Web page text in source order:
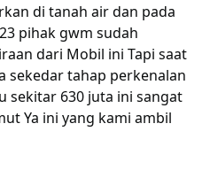
di tanah air dan pada
pihak gwm sudah
dari Mobil ini Tapi saat
sekedar tahap perkenalan
sekitar 630 juta ini sangat
Ya ini yang kami ambil